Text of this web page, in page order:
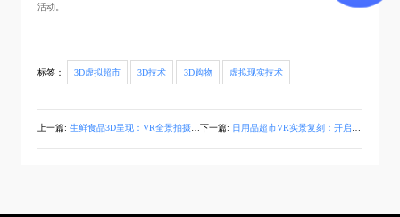
活动。
标签： 3D虚拟超市 3D技术 3D购物 虚拟现实技术
上一篇: 生鲜食品3D呈现：VR全景拍摄凸显生鲜超市魅力 下一篇: 日用品超市VR实景复刻：开启全新VR购物时代